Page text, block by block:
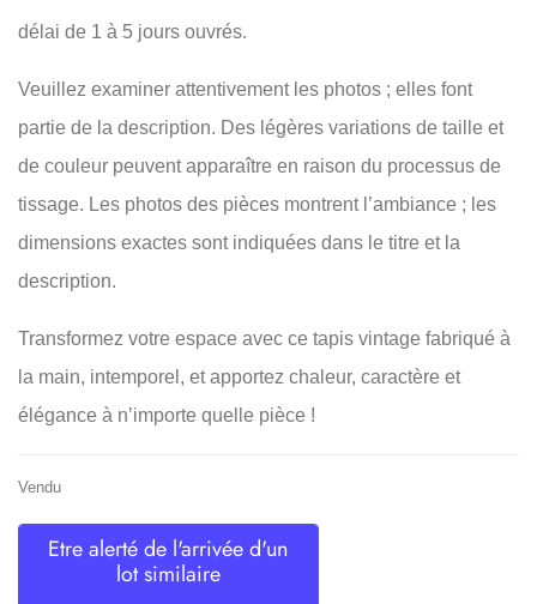
délai de 1 à 5 jours ouvrés.
Veuillez examiner attentivement les photos ; elles font
partie de la description. Des légères variations de taille et
de couleur peuvent apparaître en raison du processus de
tissage. Les photos des pièces montrent l’ambiance ; les
dimensions exactes sont indiquées dans le titre et la
description.
Transformez votre espace avec ce tapis vintage fabriqué à
la main, intemporel, et apportez chaleur, caractère et
élégance à n’importe quelle pièce !
Vendu
Etre alerté de l'arrivée d'un
lot similaire